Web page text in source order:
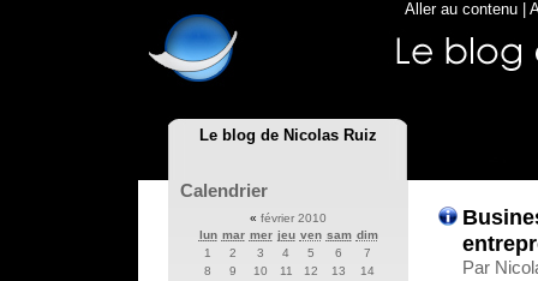
Le blog de Nicolas Ruiz
Aller au contenu
Par
Calendrier
« février 2010
lun mar mer jeu ven sam dim
1
2 3 4 5 6
7
8
9 10 11 12 13
14